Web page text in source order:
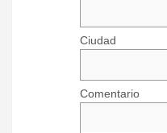
Ciudad
Comentario